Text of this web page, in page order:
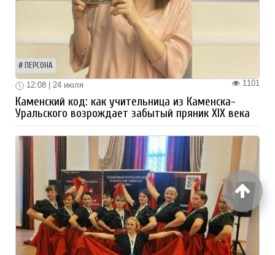
ПЕРСОНА
1101
12:08 | 24 июля
Каменский код: как учительница из Каменска-
Уральского возрождает забытый пряник XIX века